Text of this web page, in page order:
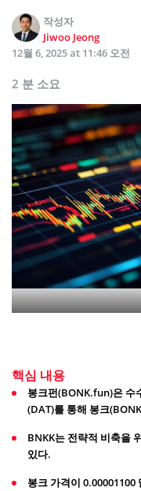
작성자
Jiwoo Jeong
12월 6, 2025 at 11:46 오전
2 분 소요
핵심 내용
봉크펀(BONK.fun)은 수
(DAT)를 통해 봉크
BNKK는 전략적 비축을
있다.
봉크 가격이